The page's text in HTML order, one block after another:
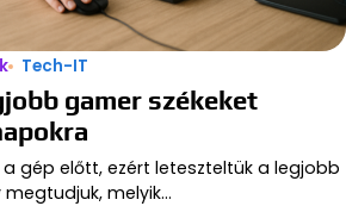
Tech-IT
gamer székeket
gép előtt, ezért leteszteltük a legjobb
melyik…